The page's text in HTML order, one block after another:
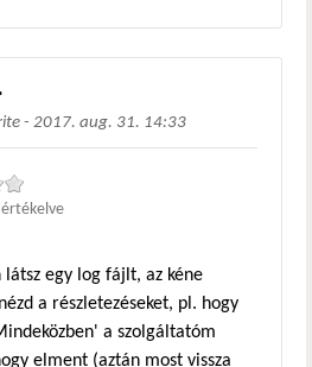
- 2017. aug. 31. 14:33
értékelve
látsz egy log fájlt, az kéne
a részletezéseket, pl. hogy
a szolgáltatóm
elment (aztán most vissza